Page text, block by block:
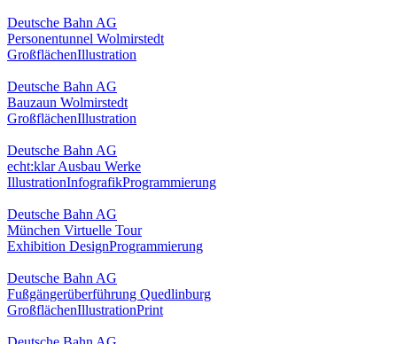
Deutsche Bahn AG
Personentunnel Wolmirstedt
GroßflächenIllustration
Deutsche Bahn AG
Bauzaun Wolmirstedt
GroßflächenIllustration
Deutsche Bahn AG
echt:klar Ausbau Werke
IllustrationInfografikProgrammierung
Deutsche Bahn AG
München Virtuelle Tour
Exhibition DesignProgrammierung
Deutsche Bahn AG
Fußgängerüberführung Quedlinburg
GroßflächenIllustrationPrint